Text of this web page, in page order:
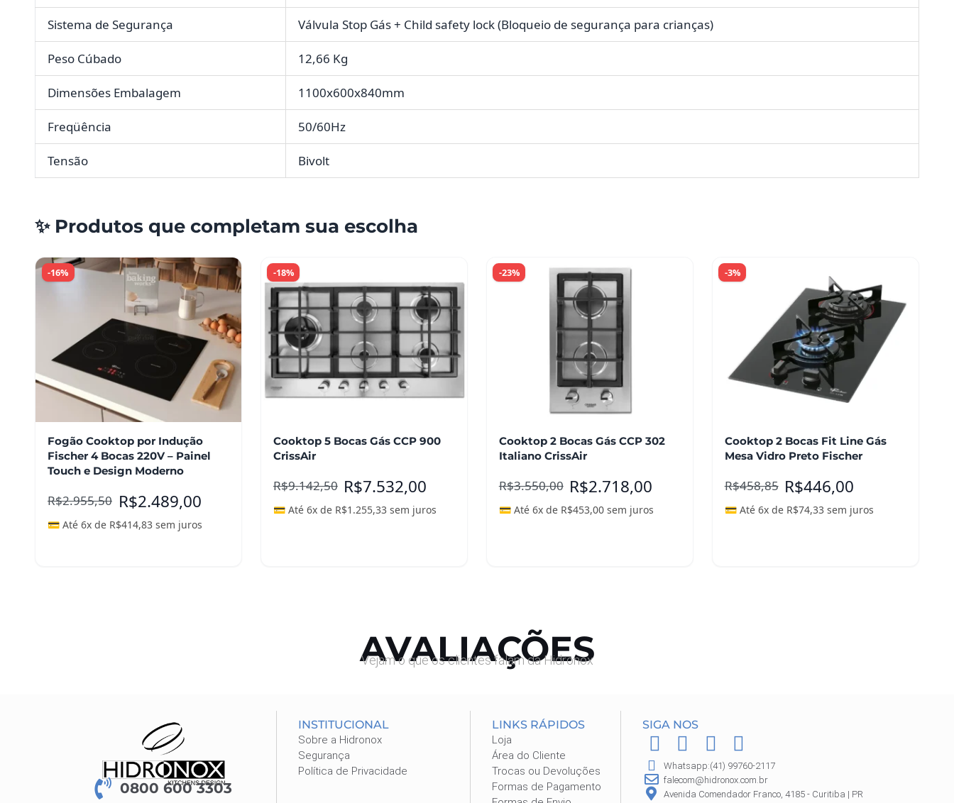
Sistema de Segurança Válvula Stop Gás + Child safety lock (Bloqueio de segurança para crianças)
Peso Cúbado 12,66 Kg
Dimensões Embalagem 1100x600x840mm
Freqüência 50/60Hz
Tensão Bivolt
✨ Produtos que completam sua escolha
-16%
Fogão Cooktop por Indução
Fischer 4 Bocas 220V – Painel
Touch e Design Moderno
R$2.955,50 R$2.489,00
💳 Até 6x de R$414,83 sem juros
-18%
Cooktop 5 Bocas Gás CCP 900
CrissAir
R$9.142,50 R$7.532,00
💳 Até 6x de R$1.255,33 sem juros
-23%
Cooktop 2 Bocas Gás CCP 302
Italiano CrissAir
R$3.550,00 R$2.718,00
💳 Até 6x de R$453,00sem juros
-3%
Cooktop 2 Bocas Fit Line Gás
Mesa Vidro Preto Fischer
R$458,85 R$446,00
💳 Até 6x de R$74,33 sem juros
AVALIAÇÕES
Vejam o que os clientes falam da Hidronox
0800 600 3303
INSTITUCIONAL
Sobre a Hidronox
Segurança
Política de Privacidade
LINKS RÁPIDOS
Loja
Área do Cliente
Trocas ou Devoluções
Formas de Pagamento
SIGA NOS
F
a
c
I
n
s
P
i
n
W
h
a
Whatsapp:(41) 99760-2117
falecom@hidronox.com.br
Avenida Comendador Franco, 4185 - Curitiba | PR